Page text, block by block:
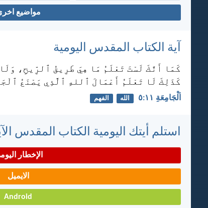
مواضيع
آية الكتاب المقدس اليومية
كَمَا أَنَّكَ لَسْتَ تَعْلَمُ مَا هِيَ طَرِيقُ ٱلرِّيحِ،
كَذَلِكَ لَا تَعْلَمُ أَعْمَالَ ٱللهِ ٱلَّذِي يَصْنَعُ
اَلْجَامِعَةِ ١١:‏٥ الله الفهم
استلم أيتك اليومية الكتاب المقدس
الإخطار
الايميل
Android